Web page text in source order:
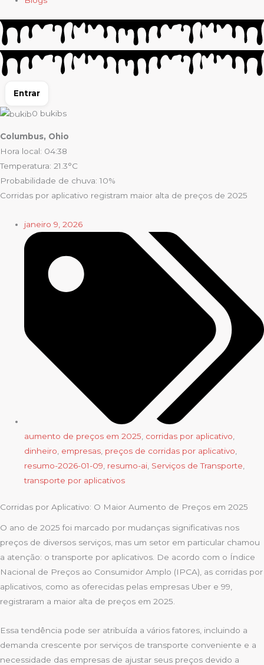
Entrar
0 bukibs
Columbus, Ohio
Hora local: 04:38
Temperatura: 21.3°C
Probabilidade de chuva: 10%
Corridas por aplicativo registram maior alta de preços de 2025
janeiro 9, 2026
aumento de preços em 2025 corridas por aplicativo
dinheiro empresas preços de corridas por aplicativo
resumo-2026-01-09 resumo-ai Serviços de Transporte
transporte por aplicativos
Corridas por Aplicativo: O Maior Aumento de Preços em 2025
O ano de 2025 foi marcado por mudanças significativas nos
preços de diversos serviços, mas um setor em particular chamou
a atenção: o transporte por aplicativos. De acordo com o Índice
Nacional de Preços ao Consumidor Amplo (IPCA), as corridas por
aplicativos, como as oferecidas pelas empresas Uber e 99,
registraram a maior alta de preços em 2025.
Essa tendência pode ser atribuída a vários fatores, incluindo a
demanda crescente por serviços de transporte conveniente e a
necessidade das empresas de ajustar seus preços devido a